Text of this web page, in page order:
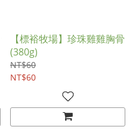
【標裕牧場】珍珠雞雞胸骨
(380g)
NT$60
NT$60